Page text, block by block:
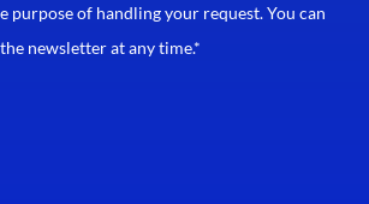
purpose of handling your request. You can
newsletter at any time.*